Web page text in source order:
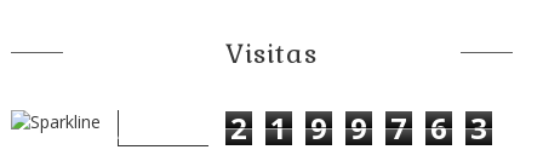
Visitas
2 1 9 9 7 6 3